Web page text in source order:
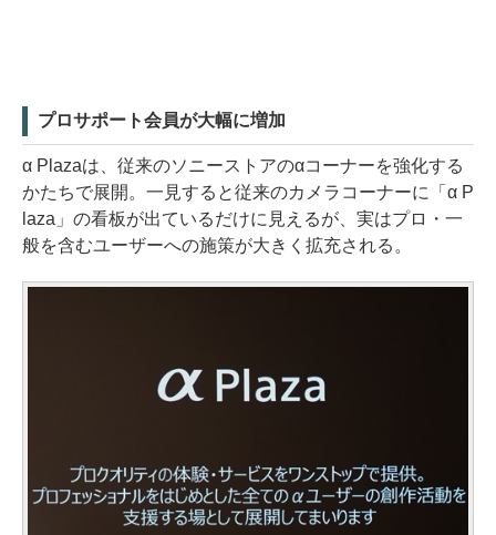
プロサポート会員が大幅に増加
α Plazaは、従来のソニーストアのαコーナーを強化する
かたちで展開。一見すると従来のカメラコーナーに「α P
laza」の看板が出ているだけに見えるが、実はプロ・一
般を含むユーザーへの施策が大きく拡充される。